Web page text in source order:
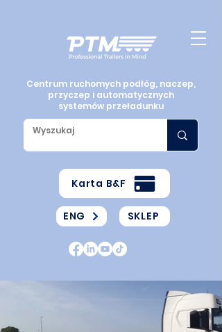
Centrum ruchomych podłóg, naczep,
przyczep i automatycznych
systemów przeładunku
Karta B&F
ENG SKLEP